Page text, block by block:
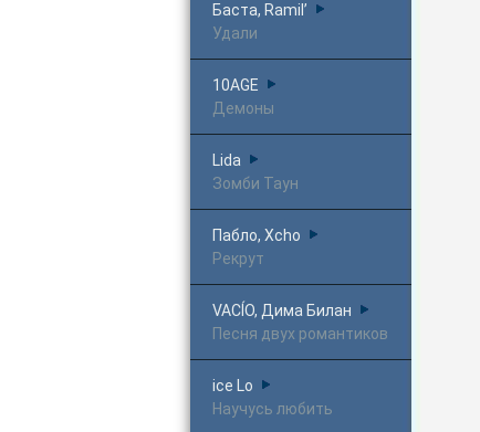
Баста, Ramil’
Удали
10AGE
Демоны
Lida
Зомби Таун
Пабло, Xcho
Рекрут
VACÍO, Дима Билан
Песня двух романтиков
ice Lo
Научусь любить